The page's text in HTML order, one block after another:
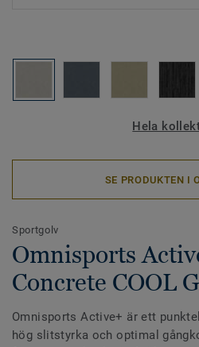
Hela
SE PRODUKTEN I
Sportgolv
Omnisports
Concrete COOL
Omnisports Active+ är ett
hög slitstyrka och optimal